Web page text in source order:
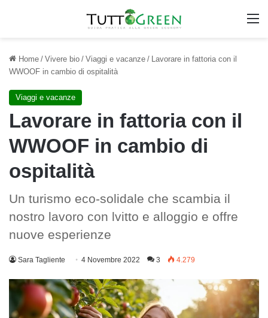
Home / Vivere bio / Viaggi e vacanze / Lavorare in fattoria con il
WWOOF in cambio di ospitalità
Viaggi e vacanze
Lavorare in fattoria con il
WWOOF in cambio di
ospitalità
Un turismo eco-solidale che scambia il
nostro lavoro con lvitto e alloggio e offre
nuove esperienze
Sara Tagliente 4 Novembre 2022 3 4.279